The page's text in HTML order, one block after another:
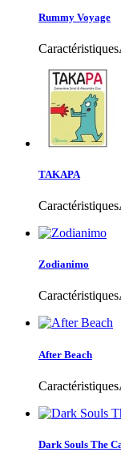
Rummy Voyage
TAKAPA
Zodianimo
After Beach
Dark Souls The